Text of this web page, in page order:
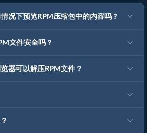
况下预览RPM压缩包中的内容吗？
文件安全吗？
器可以解压RPM文件？